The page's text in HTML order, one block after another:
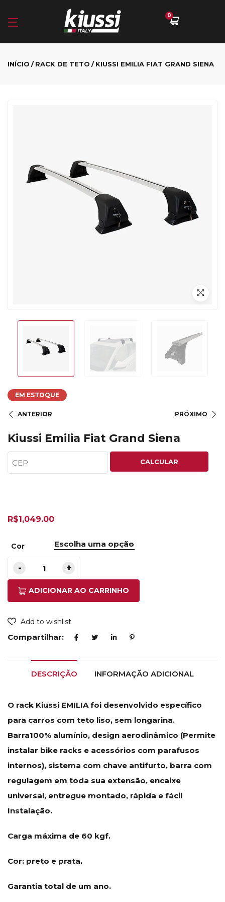
0
INÍCIO RACK DE TETO KIUSSI EMILIA FIAT GRAND SIENA
EM ESTOQUE
ANTERIOR PRÓXIMO
Kiussi Emilia Fiat Grand Siena
CALCULAR
R$1,049.00
Cor
ADICIONAR AO CARRINHO
Add to wishlist
Compartilhar:
DESCRIÇÃO INFORMAÇÃO ADICIONAL
O rack Kiussi EMILIA foi desenvolvido específico
para carros com teto liso, sem longarina.
Barra100% alumínio, design aerodinâmico (Permite
instalar bike racks e acessórios com parafusos
internos), sistema com chave antifurto, barra com
regulagem em toda sua extensão, encaixe
universal, entregue montado, rápida e fácil
Instalação.
Carga máxima de 60 kgf.
Cor: preto e prata.
Garantia total de um ano.